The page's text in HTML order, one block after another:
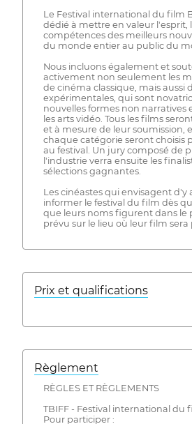
Le Festival international du film
dédié à mettre en valeur l'esprit,
compétences des meilleurs
du monde entier au public du
Nous incluons également et
activement non seulement les
de cinéma classique, mais aussi
expérimentales, qui sont
nouvelles formes non narratives
les arts vidéo. Tous les films
et à mesure de leur soumission,
chaque catégorie seront choisis
au festival. Un jury composé de
l'industrie verra ensuite les
sélections gagnantes.
Les cinéastes qui envisagent d'y
informer le festival du film dès
que leurs noms figurent dans le
prévu sur le lieu où leur film sera
Prix ​​et qualifications
Règlement
RÈGLES ET RÈGLEMENTS
TBIFF - Festival international du
Pour participer :